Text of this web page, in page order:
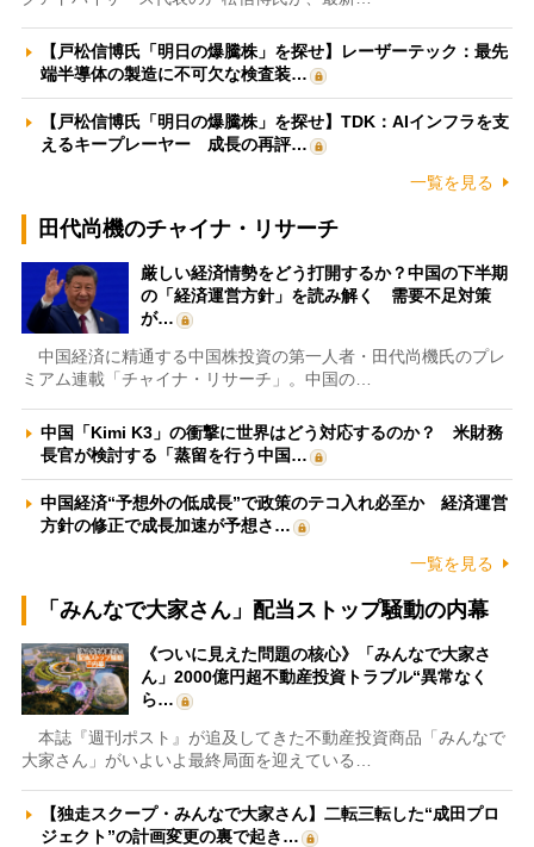
【戸松信博氏「明日の爆騰株」を探せ】レーザーテック：最先
端半導体の製造に不可欠な検査装…
【戸松信博氏「明日の爆騰株」を探せ】TDK：AIインフラを支
えるキープレーヤー 成長の再評…
一覧を見る
田代尚機のチャイナ・リサーチ
厳しい経済情勢をどう打開するか？中国の下半期
の「経済運営方針」を読み解く 需要不足対策
が…
中国経済に精通する中国株投資の第一人者・田代尚機氏のプレ
ミアム連載「チャイナ・リサーチ」。中国の…
中国「Kimi K3」の衝撃に世界はどう対応するのか？ 米財務
長官が検討する「蒸留を行う中国…
中国経済“予想外の低成長”で政策のテコ入れ必至か 経済運営
方針の修正で成長加速が予想さ…
一覧を見る
「みんなで大家さん」配当ストップ騒動の内幕
《ついに見えた問題の核心》「みんなで大家さ
ん」2000億円超不動産投資トラブル“異常なく
ら…
本誌『週刊ポスト』が追及してきた不動産投資商品「みんなで
大家さん」がいよいよ最終局面を迎えている…
【独走スクープ・みんなで大家さん】二転三転した“成田プロ
ジェクト”の計画変更の裏で起き…